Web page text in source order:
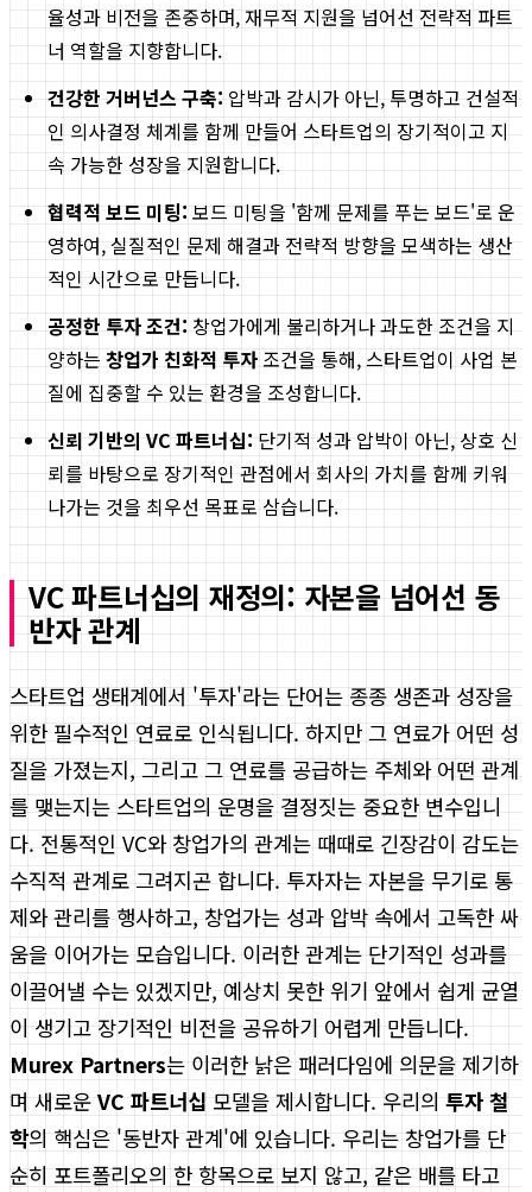
율성과 비전을 존중하며, 재무적 지원을 넘어선 전략적 파트
너 역할을 지향합니다.
건강한 거버넌스 구축: 압박과 감시가 아닌, 투명하고 건설적
인 의사결정 체계를 함께 만들어 스타트업의 장기적이고 지
속 가능한 성장을 지원합니다.
협력적 보드 미팅: 보드 미팅을 '함께 문제를 푸는 보드'로 운
영하여, 실질적인 문제 해결과 전략적 방향을 모색하는 생산
적인 시간으로 만듭니다.
공정한 투자 조건: 창업가에게 불리하거나 과도한 조건을 지
양하는 창업가 친화적 투자조건을 통해, 스타트업이 사업 본
질에 집중할 수 있는 환경을 조성합니다.
신뢰 기반의 VC 파트너십: 단기적 성과 압박이 아닌, 상호 신
뢰를 바탕으로 장기적인 관점에서 회사의 가치를 함께 키워
나가는 것을 최우선 목표로 삼습니다.
VC 파트너십의 재정의: 자본을 넘어선 동
반자 관계
스타트업 생태계에서 '투자'라는 단어는 종종 생존과 성장을
위한 필수적인 연료로 인식됩니다. 하지만 그 연료가 어떤 성
질을 가졌는지, 그리고 그 연료를 공급하는 주체와 어떤 관계
를 맺는지는 스타트업의 운명을 결정짓는 중요한 변수입니
다. 전통적인 VC와 창업가의 관계는 때때로 긴장감이 감도는
수직적 관계로 그려지곤 합니다. 투자자는 자본을 무기로 통
제와 관리를 행사하고, 창업가는 성과 압박 속에서 고독한 싸
움을 이어가는 모습입니다. 이러한 관계는 단기적인 성과를
이끌어낼 수는 있겠지만, 예상치 못한 위기 앞에서 쉽게 균열
이 생기고 장기적인 비전을 공유하기 어렵게 만듭니다.
Murex Partners는 이러한 낡은 패러다임에 의문을 제기하
며 새로운 VC 파트너십 모델을 제시합니다. 우리의 투자 철
학의 핵심은 '동반자 관계'에 있습니다. 우리는 창업가를 단
순히 포트폴리오의 한 항목으로 보지 않고, 같은 배를 타고